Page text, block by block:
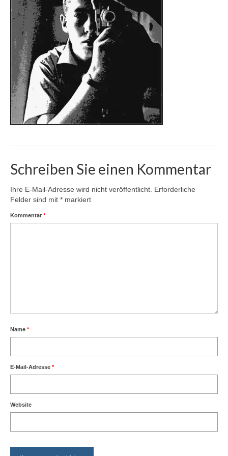
Karte
Kontakt | Impressum
Newsletter
Schreiben Sie einen Kommentar
Ihre E-Mail-Adresse wird nicht veröffentlicht. Erforderliche
Felder sind mit * markiert
Kommentar *
Name *
E-Mail-Adresse *
Website